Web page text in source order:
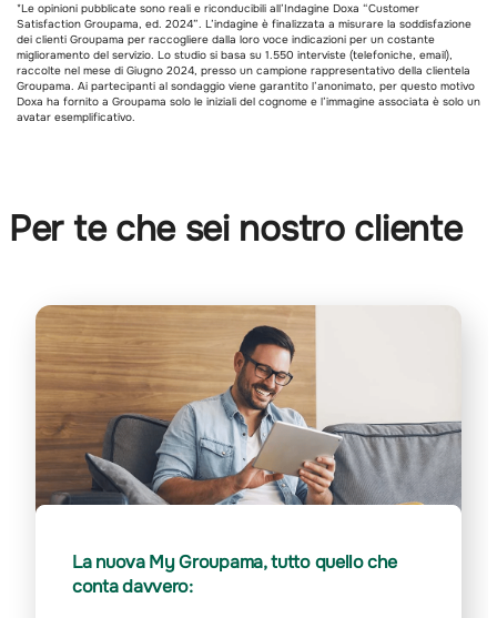
*Le opinioni pubblicate sono reali e riconducibili all’Indagine Doxa “Customer
Satisfaction Groupama, ed. 2024”. L’indagine è finalizzata a misurare la soddisfazione
dei clienti Groupama per raccogliere dalla loro voce indicazioni per un costante
miglioramento del servizio. Lo studio si basa su 1.550 interviste (telefoniche, email),
raccolte nel mese di Giugno 2024, presso un campione rappresentativo della clientela
Groupama. Ai partecipanti al sondaggio viene garantito l’anonimato, per questo motivo
Doxa ha fornito a Groupama solo le iniziali del cognome e l’immagine associata è solo un
avatar esemplificativo.
Per te che sei nostro cliente
La nuova My Groupama, tutto quello che
conta davvero: